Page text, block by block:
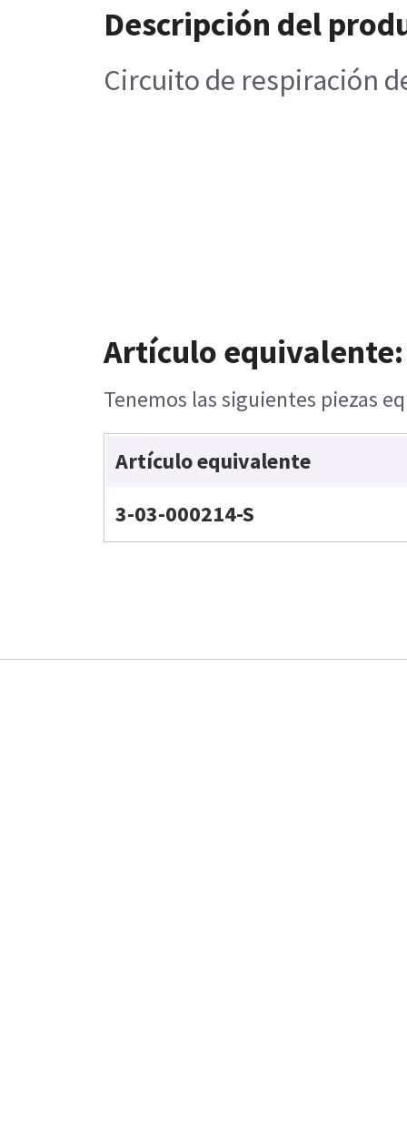
Descripción del
Circuito de respiración
Artículo equivalente:
Tenemos las siguientes piezas
Artículo equivalente
3-03-000214-S